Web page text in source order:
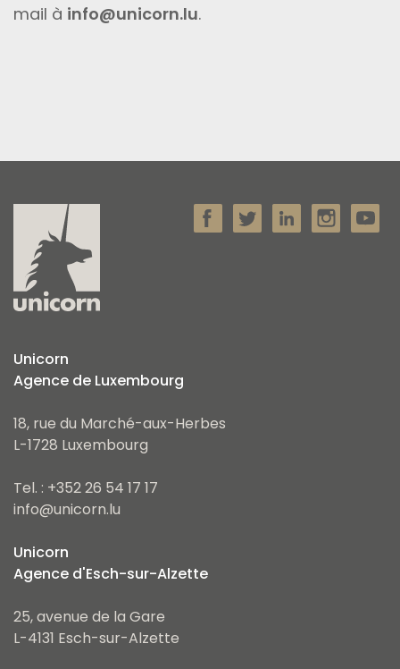
mail à info@unicorn.lu.
Unicorn
Agence de Luxembourg
18, rue du Marché-aux-Herbes
L-1728 Luxembourg
Tel. : +352 26 54 17 17
info@unicorn.lu
Unicorn
Agence d'Esch-sur-Alzette
25, avenue de la Gare
L-4131 Esch-sur-Alzette